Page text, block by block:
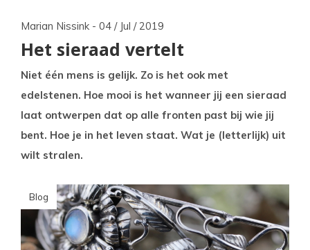
Marian Nissink - 04 / Jul / 2019
Het sieraad vertelt
Niet één mens is gelijk. Zo is het ook met
edelstenen. Hoe mooi is het wanneer jij een sieraad
laat ontwerpen dat op alle fronten past bij wie jij
bent. Hoe je in het leven staat. Wat je (letterlijk) uit
wilt stralen.
Blog